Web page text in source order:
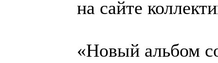
на сайте
«Новый альбом